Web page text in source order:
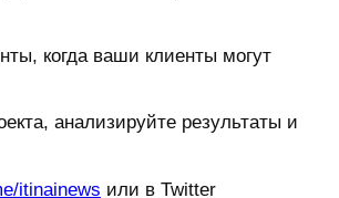
когда ваши клиенты могут
анализируйте результаты и
itinainews или в Twitter